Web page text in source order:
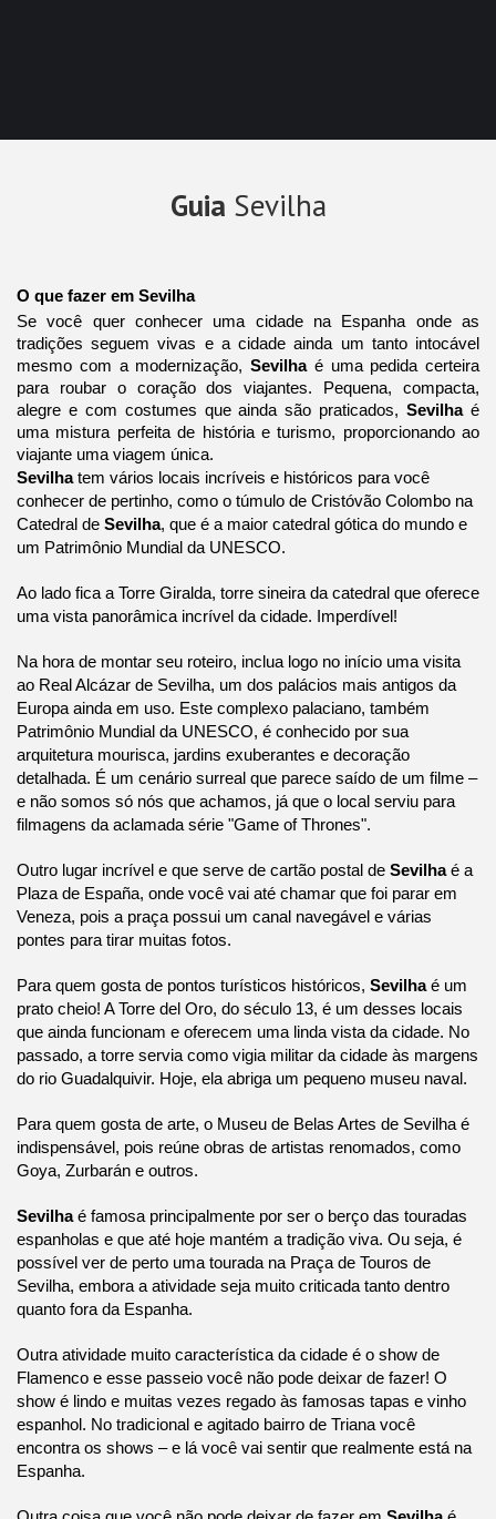
Guia Sevilha
O que fazer em Sevilha
Se você quer conhecer uma cidade na Espanha onde as
tradições seguem vivas e a cidade ainda um tanto intocável
mesmo com a modernização, Sevilhaé uma pedida certeira
para roubar o coração dos viajantes. Pequena, compacta,
alegre e com costumes que ainda são praticados,Sevilhaé
uma mistura perfeita de história e turismo, proporcionando ao
viajante uma viagem única.
Sevilhatem vários locais incríveis e históricos para você
conhecer de pertinho, como o túmulo de Cristóvão Colombo na
Catedral de Sevilha, que é a maior catedral gótica do mundo e
um Patrimônio Mundial da UNESCO.
Ao lado fica a Torre Giralda, torre sineira da catedral que oferece
uma vista panorâmica incrível da cidade. Imperdível!
Na hora de montar seu roteiro, inclua logo no início uma visita
ao Real Alcázar de Sevilha, um dos palácios mais antigos da
Europa ainda em uso. Este complexo palaciano, também
Patrimônio Mundial da UNESCO, é conhecido por sua
arquitetura mourisca, jardins exuberantes e decoração
detalhada. É um cenário surreal que parece saído de um filme –
e não somos só nós que achamos, já que o local serviu para
filmagens da aclamada série "Game of Thrones".
Outro lugar incrível e que serve de cartão postal de Sevilhaé a
Plaza de España, onde você vai até chamar que foi parar em
Veneza, pois a praça possui um canal navegável e várias
pontes para tirar muitas fotos.
Para quem gosta de pontos turísticos históricos, Sevilhaé um
prato cheio! A Torre del Oro, do século 13, é um desses locais
que ainda funcionam e oferecem uma linda vista da cidade. No
passado, a torre servia como vigia militar da cidade às margens
do rio Guadalquivir. Hoje, ela abriga um pequeno museu naval.
Para quem gosta de arte, o Museu de Belas Artes de Sevilha é
indispensável, pois reúne obras de artistas renomados, como
Goya, Zurbarán e outros.
Sevilhaé famosa principalmente por ser o berço das touradas
espanholas e que até hoje mantém a tradição viva. Ou seja, é
possível ver de perto uma tourada na Praça de Touros de
Sevilha, embora a atividade seja muito criticada tanto dentro
quanto fora da Espanha.
Outra atividade muito característica da cidade é o show de
Flamenco e esse passeio você não pode deixar de fazer! O
show é lindo e muitas vezes regado às famosas tapas e vinho
espanhol. No tradicional e agitado bairro de Triana você
encontra os shows – e lá você vai sentir que realmente está na
Espanha.